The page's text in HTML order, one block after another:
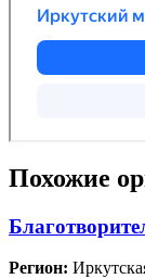
Похожие
Регион: